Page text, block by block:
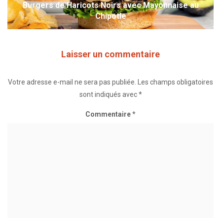
Burgers de Haricots Noirs avec Mayonnaise au
Chipotle
Laisser un commentaire
Votre adresse e-mail ne sera pas publiée. Les champs obligatoires
sont indiqués avec*
Commentaire*